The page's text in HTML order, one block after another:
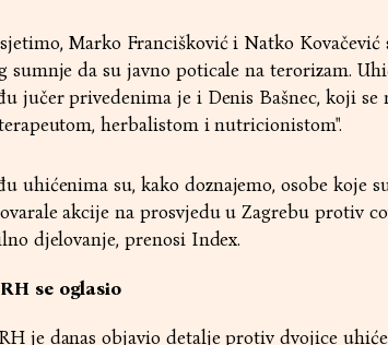
Marko Francišković i Natko
sumnje da su javno poticale na terorizam.
jučer privedenima je i Denis Bašnec, koji
herbalistom i nutricionistom".
uhićenima su, kako doznajemo, osobe koje
akcije na prosvjedu u Zagrebu protiv
djelovanje, prenosi Index.
se oglasio
je danas objavio detalje protiv dvojice